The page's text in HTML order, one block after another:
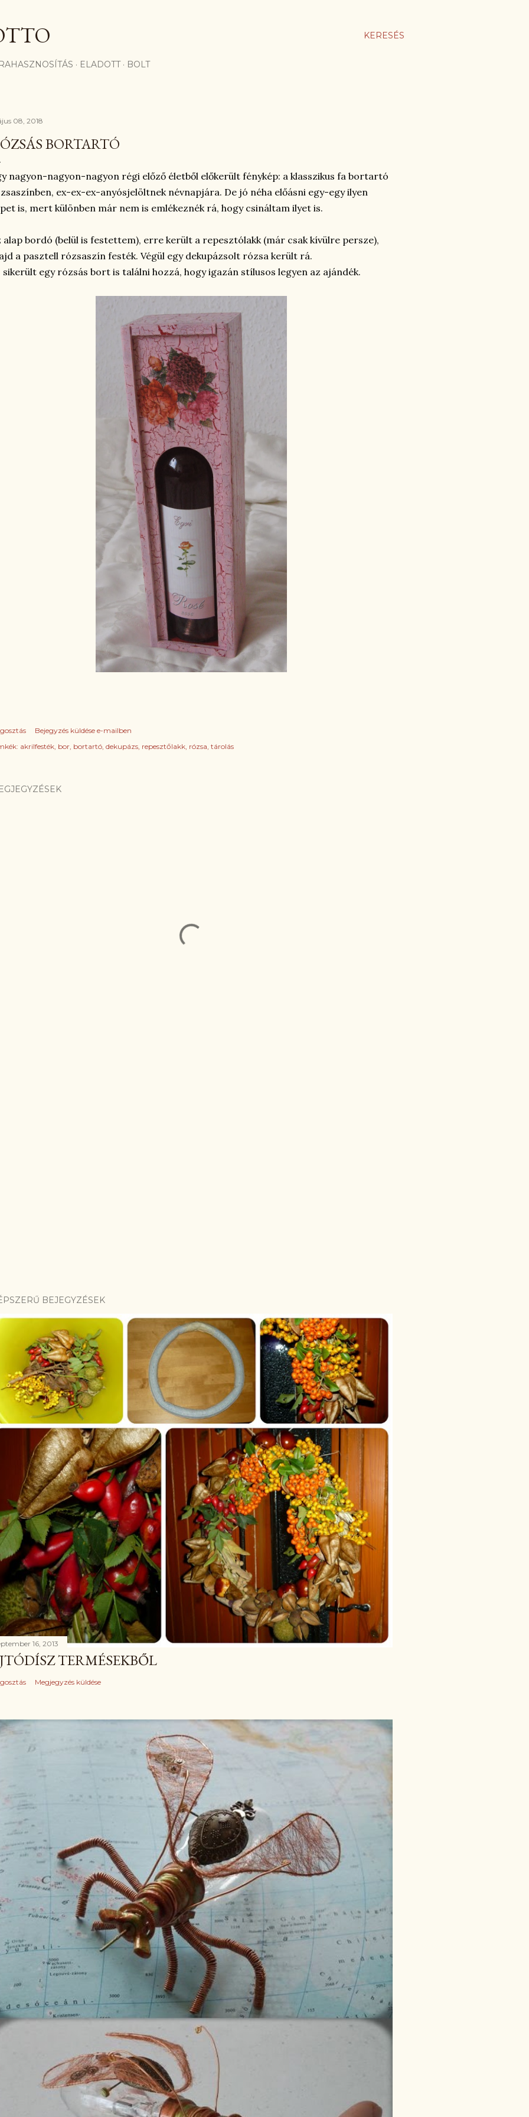
KERESÉS
ELADOTT BOLT
08, 2018
BORTARTÓ
nagyon-nagyon-nagyon régi előző életből előkerült fénykép: a klasszikus fa bortartó
ex-ex-ex-anyósjelöltnek névnapjára. De jó néha előásni egy-egy ilyen
is, mert különben már nem is emlékeznék rá, hogy csináltam ilyet is.
alap bordó (belül is festettem), erre került a repesztólakk (már csak kívülre persze),
a pasztell rózsaszín festék. Végül egy dekupázsolt rózsa került rá.
sikerült egy rózsás bort is találni hozzá, hogy igazán stílusos legyen az ajándék.
Bejegyzés küldése e-mailben
akrilfesték bor bortartó dekupázs repesztőlakk rózsa tárolás
BEJEGYZÉSEK
16, 2013
TERMÉSEKBŐL
Megjegyzés küldése